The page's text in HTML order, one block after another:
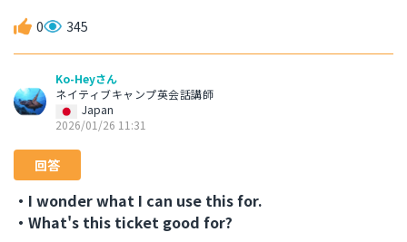
0 345
Ko-Heyさん
ネイティブキャンプ英会話講師
Japan
2026/01/26 11:31
回答
・I wonder what I can use this for.
・What's this ticket good for?